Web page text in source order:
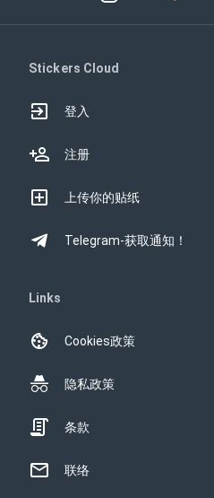
Stickers Cloud
登入
注册
上传你的贴纸
Telegram-获取通知！
Links
Cookies政策
隐私政策
条款
联络